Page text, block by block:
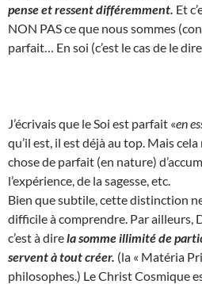
pense et ressent différemment. Et
NON PAS ce que nous sommes
parfait… En soi (c’est le cas de le
J’écrivais que le Soi est parfait «en
qu’il est, il est déjà au top. Mais cela
chose de parfait (en nature)
l’expérience, de la sagesse, etc.
Bien que subtile, cette distinction
difficile à comprendre. Par ailleurs,
c’est à direla somme illimité de
servent à tout créer. (la « Matéria
philosophes.) Le Christ Cosmique